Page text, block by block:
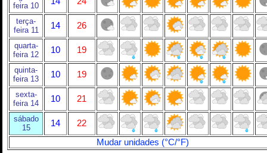
feira 10
terça-
feira 11
14 26
quarta-
feira 12
10 19
quinta-
feira 13
10 19
sexta-
feira 14
10 21
sábado
15
14
22
Mudar unidades (°C/°F)